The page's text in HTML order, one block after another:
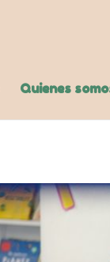
Quienes